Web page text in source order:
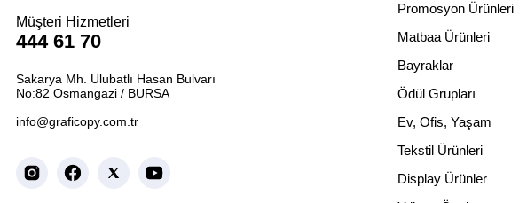
Müşteri Hizmetleri
444 61 70
Sakarya Mh. Ulubatlı Hasan Bulvarı
No:82 Osmangazi / BURSA
info@graficopy.com.tr
Promosyon Ürünleri
Matbaa Ürünleri
Bayraklar
Ödül Grupları
Ev, Ofis, Yaşam
Tekstil Ürünleri
Display Ürünler